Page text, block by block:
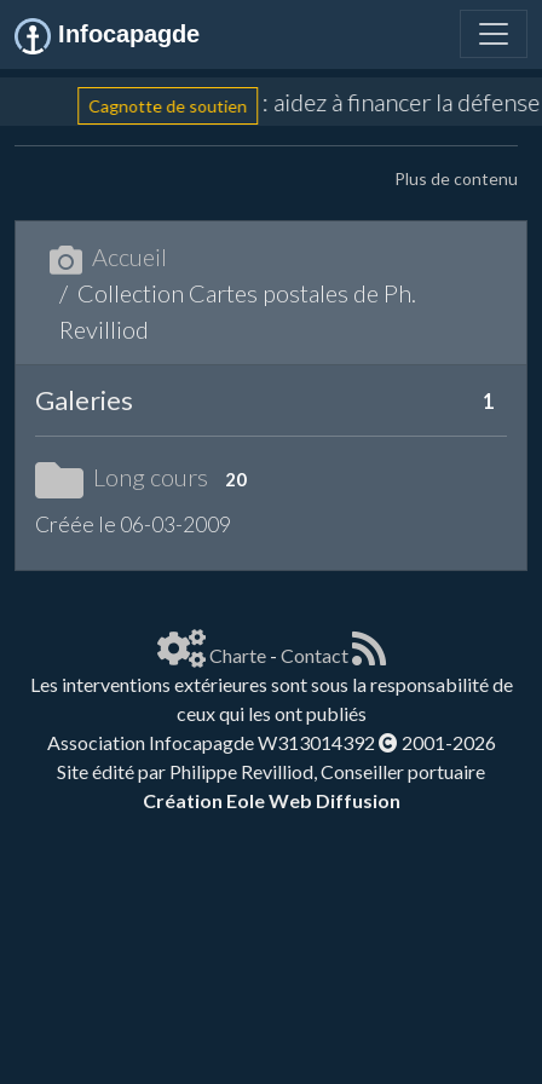
Infocapagde
Cagnotte de soutien : aidez à financer la
Plus de contenu
Accueil
Collection Cartes postales de Ph.
Revilliod
Galeries 1
Long cours 20
Créée le 06-03-2009
Charte- Contact
Les interventions extérieures sont sous la responsabilité de
ceux qui les ont publiés
Association Infocapagde W313014392
2001-2026
Site édité par Philippe Revilliod, Conseiller portuaire
Création Eole Web Diffusion